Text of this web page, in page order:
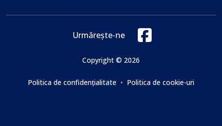
Urmărește-ne
Copyright © 2026
Politica de confidențialitate • Politica de cookie-uri